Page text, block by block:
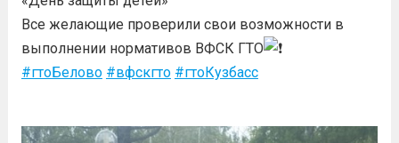
Все желающие проверили свои возможности в
выполнении нормативов ВФСК ГТО
⁣⁣⠀
#гтоБелово #вфскгто #гтоКузбасс⁣